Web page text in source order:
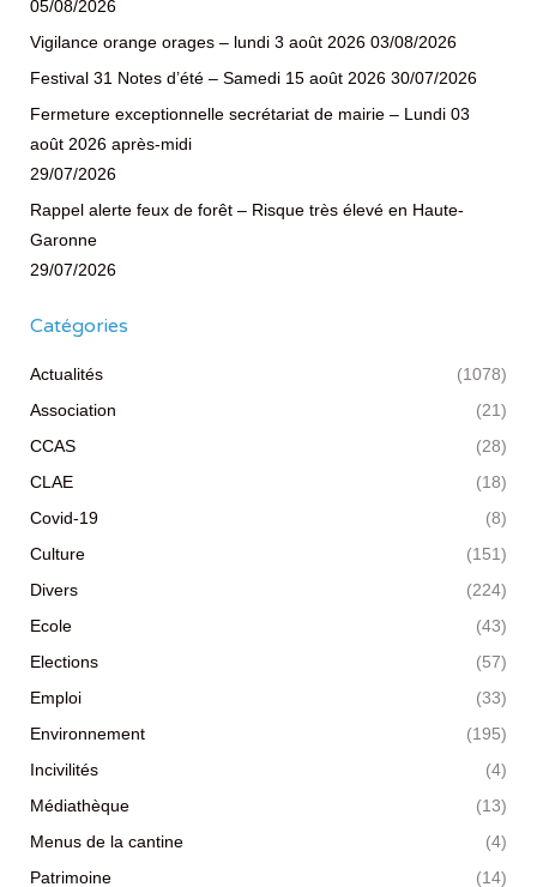
05/08/2026
Vigilance orange orages – lundi 3 août 2026 03/08/2026
Festival 31 Notes d’été – Samedi 15 août 2026 30/07/2026
Fermeture exceptionnelle secrétariat de mairie – Lundi 03
août 2026 après-midi
29/07/2026
Rappel alerte feux de forêt – Risque très élevé en Haute-
Garonne
29/07/2026
Catégories
Actualités
(1078)
Association
(21)
CCAS
(28)
CLAE
(18)
Covid-19
(8)
Culture
(151)
Divers
(224)
Ecole
(43)
Elections
(57)
Emploi
(33)
Environnement
(195)
Incivilités
(4)
Médiathèque
(13)
Menus de la cantine
(4)
Patrimoine
(14)